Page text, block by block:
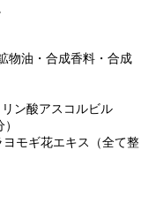
物油・合成香料・合成
ン酸アスコルビル
モギ花エキス（全て整